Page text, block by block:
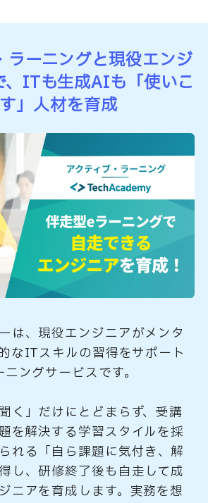
ラーニングと現役エンジ
ITも生成AIも「使いこ
」人材を育成
は、現役エンジニアがメンタ
なITスキルの習得をサポート
ングサービスです。
く」だけにとどまらず、受講
を解決する学習スタイルを採
れる「自ら課題に気付き、解
し、研修終了後も自走して成
ニアを育成します。実務を想